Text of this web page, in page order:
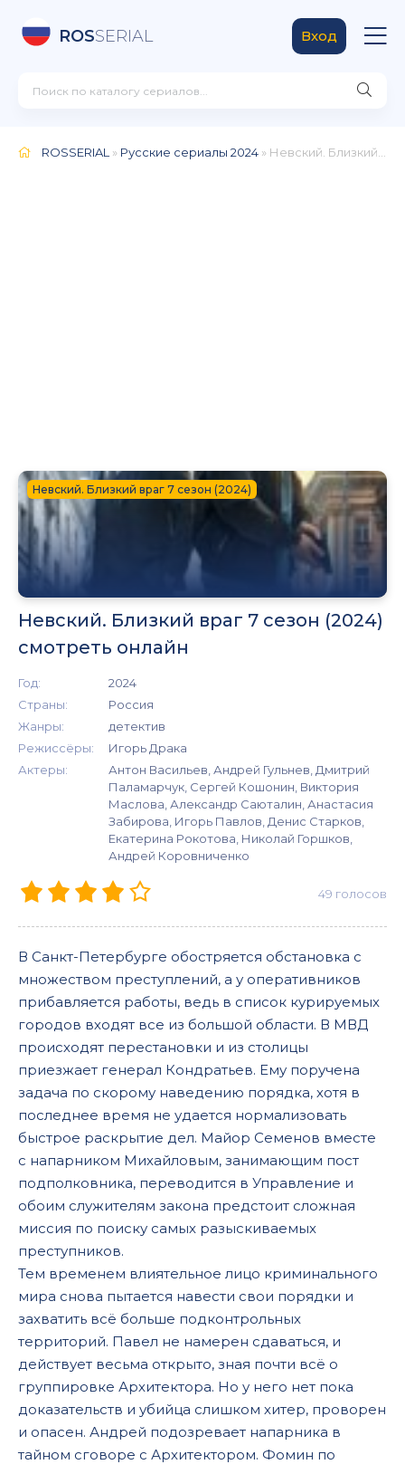
ROSSERIAL Вход
ROSSERIAL » Русские сериалы 2024 » Невский. Близкий враг 7 сезон (2024)
Невский. Близкий враг 7 сезон (2024)
Невский. Близкий враг 7 сезон (2024)
смотреть онлайн
Год:
2024
Страны:
Россия
Жанры:
детектив
Режиссёры:
Игорь Драка
Актеры:
Антон Васильев, Андрей Гульнев, Дмитрий
Паламарчук, Сергей Кошонин, Виктория
Маслова, Александр Саюталин, Анастасия
Забирова, Игорь Павлов, Денис Старков,
Екатерина Рокотова, Николай Горшков,
Андрей Коровниченко
49 голосов
В Санкт-Петербурге обостряется обстановка с
множеством преступлений, а у оперативников
прибавляется работы, ведь в список курируемых
городов входят все из большой области. В МВД
происходят перестановки и из столицы
приезжает генерал Кондратьев. Ему поручена
задача по скорому наведению порядка, хотя в
последнее время не удается нормализовать
быстрое раскрытие дел. Майор Семенов вместе
с напарником Михайловым, занимающим пост
подполковника, переводится в Управление и
обоим служителям закона предстоит сложная
миссия по поиску самых разыскиваемых
преступников.
Тем временем влиятельное лицо криминального
мира снова пытается навести свои порядки и
захватить всё больше подконтрольных
территорий. Павел не намерен сдаваться, и
действует весьма открыто, зная почти всё о
группировке Архитектора. Но у него нет пока
доказательств и убийца слишком хитер, проворен
и опасен. Андрей подозревает напарника в
тайном сговоре с Архитектором. Фомин по